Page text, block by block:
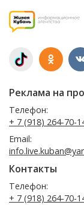
Реклама на
Телефон:
+ 7 (918) 264-70-
Email:
Контакты
Телефон:
+ 7 (918) 264-70-